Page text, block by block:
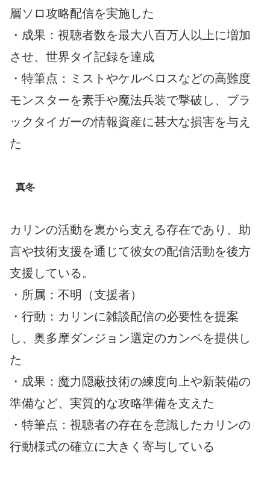
層ソロ攻略配信を実施した
・成果：視聴者数を最大八百万人以上に増加
させ、世界タイ記録を達成
・特筆点：ミストやケルベロスなどの高難度
モンスターを素手や魔法兵装で撃破し、ブラ
ックタイガーの情報資産に甚大な損害を与え
た
真冬
カリンの活動を裏から支える存在であり、助
言や技術支援を通じて彼女の配信活動を後方
支援している。
・所属：不明（支援者）
・行動：カリンに雑談配信の必要性を提案
し、奥多摩ダンジョン選定のカンペを提供し
た
・成果：魔力隠蔽技術の練度向上や新装備の
準備など、実質的な攻略準備を支えた
・特筆点：視聴者の存在を意識したカリンの
行動様式の確立に大きく寄与している